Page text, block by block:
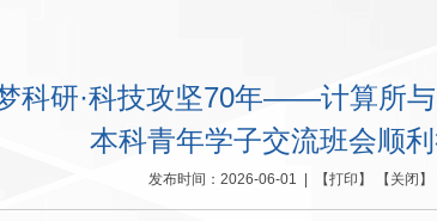
科研·科技攻坚70年——计算所
本科青年学子交流班会顺
发布时间：2026-06-01 | 【打印 】 【 关闭 】